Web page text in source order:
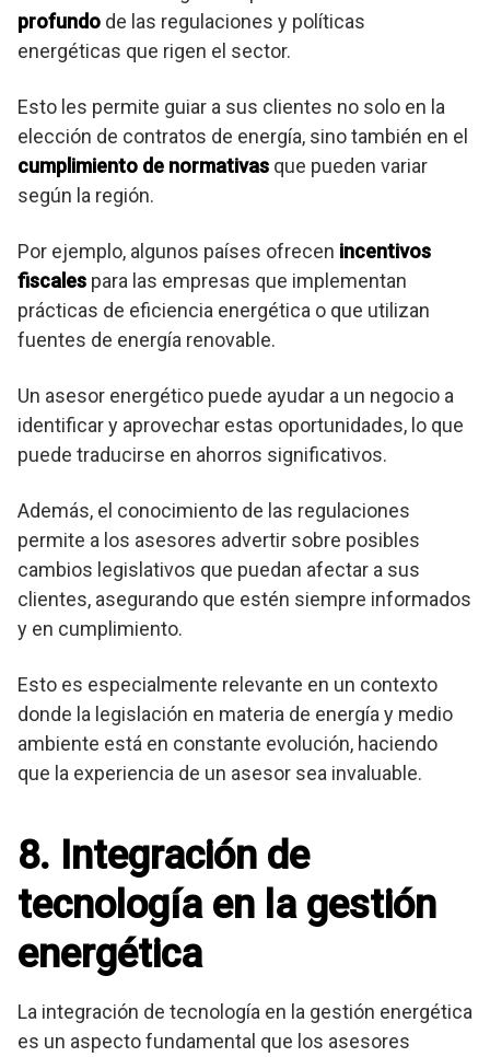
profundo de las regulaciones y políticas
energéticas que rigen el sector.
Esto les permite guiar a sus clientes no solo en la
elección de contratos de energía, sino también en el
cumplimiento de normativas que pueden variar
según la región.
Por ejemplo, algunos países ofrecen incentivos
fiscales para las empresas que implementan
prácticas de eficiencia energética o que utilizan
fuentes de energía renovable.
Un asesor energético puede ayudar a un negocio a
identificar y aprovechar estas oportunidades, lo que
puede traducirse en ahorros significativos.
Además, el conocimiento de las regulaciones
permite a los asesores advertir sobre posibles
cambios legislativos que puedan afectar a sus
clientes, asegurando que estén siempre informados
y en cumplimiento.
Esto es especialmente relevante en un contexto
donde la legislación en materia de energía y medio
ambiente está en constante evolución, haciendo
que la experiencia de un asesor sea invaluable.
8. Integración de
tecnología en la gestión
energética
La integración de tecnología en la gestión energética
es un aspecto fundamental que los asesores